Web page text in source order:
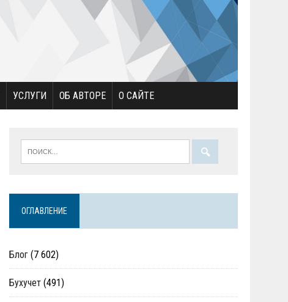
УСЛУГИ ОБ АВТОРЕ О САЙТЕ
ОГЛАВЛЕНИЕ
Блог (7 602)
Бухучет (491)